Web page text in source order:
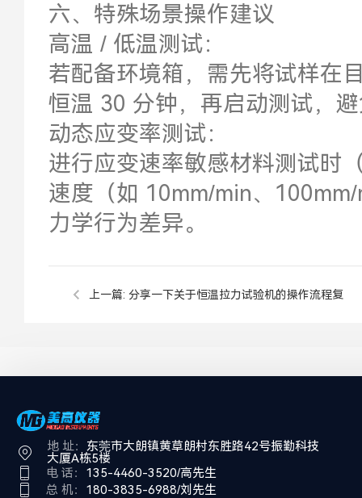
六、特殊场景操作建议
高温 / 低温测试：
若配备环境箱，需先将试样
恒温 30 分钟，再启动测试，
动态应变率测试：
进行应变速率敏感材料测试时
速度（如 10mm/min、
力学行为差异。
上一篇: 分享一下关于恒温拉力试验机的操作流程复
地 址： 东莞市大朗镇黄草朗村东胜路42号振勤科技
大厦A栋5楼
电 话： 135-4460-3520/高先生
总 机： 180-3835-6988/刘先生